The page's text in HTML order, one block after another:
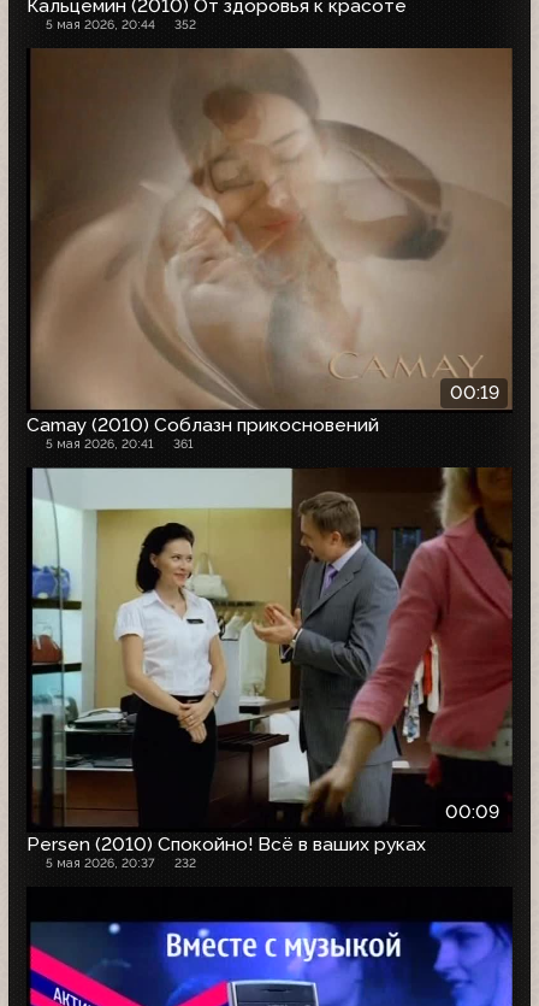
Кальцемин (2010) От здоровья к красоте
5 мая 2026, 20:44 352
00:19
Camay (2010) Соблазн прикосновений
5 мая 2026, 20:41 361
00:09
Persen (2010) Спокойно! Всё в ваших руках
5 мая 2026, 20:37 232